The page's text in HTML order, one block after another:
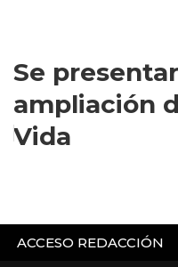
Se
ampliación
Vida
ACCESO REDACCIÓN